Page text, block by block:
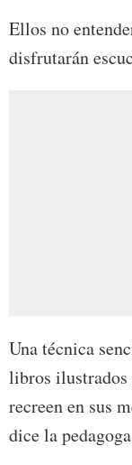
Ellos no
disfrutarán
Una técnica
libros ilustrados
recreen en sus
dice la